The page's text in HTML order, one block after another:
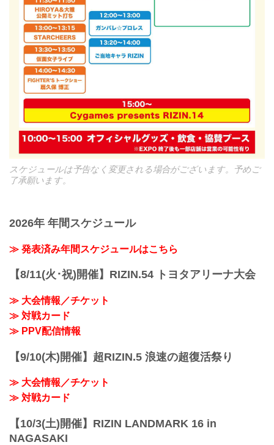
スケジュールは予告なく変更される場合がございます。予めご
了承願います。
2026年 年間スケジュール
≫ 発表済み年間スケジュールはこちら
【8/11(火･祝)開催】RIZIN.54 トヨタアリーナ大会
≫ 大会情報／チケット
≫ 対戦カード
≫ PPV配信情報
【9/10(木)開催】超RIZIN.5 浪速の超復活祭り
≫ 大会情報／チケット
≫ 対戦カード
【10/3(土)開催】RIZIN LANDMARK 16 in
NAGASAKI